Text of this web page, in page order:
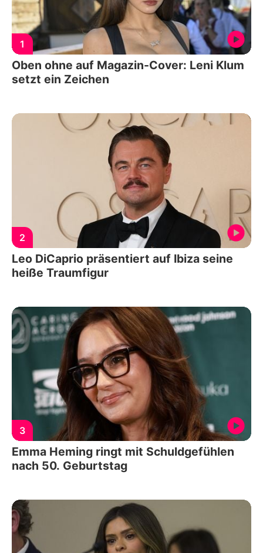
1
Oben ohne auf Magazin-Cover: Leni Klum
setzt ein Zeichen
2
Leo DiCaprio präsentiert auf Ibiza seine
heiße Traumfigur
3
Emma Heming ringt mit Schuldgefühlen
nach 50. Geburtstag